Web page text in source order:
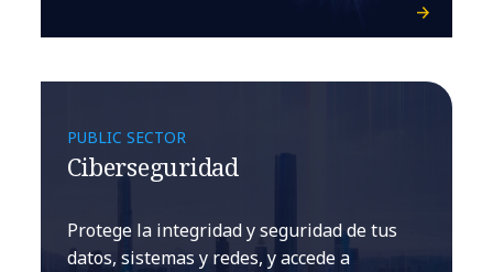
PUBLIC SECTOR
Ciberseguridad
Protege la integridad y seguridad de tus
datos, sistemas y redes, y accede a